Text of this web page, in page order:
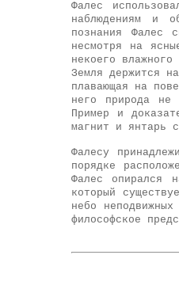
Фалес
наблюдениям и
познания Фалес
несмотря на
некоего
Земля держится
плавающая на
него природа не
Пример и
магнит и янтарь
Фалесу
порядке
Фалес опирался
который
небо
философское